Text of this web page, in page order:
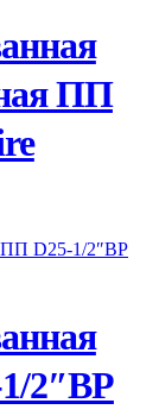
ПП
2″ВР